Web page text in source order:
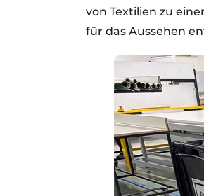
von Textilien zu
für das Aussehen